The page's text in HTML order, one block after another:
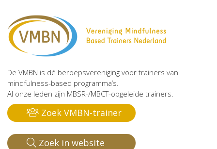
De VMBN is dé beroepsvereniging voor trainers van
mindfulness-based programma’s.
Al onze leden zijn MBSR-/MBCT-opgeleide trainers.
Zoek VMBN-trainer
Zoek in website